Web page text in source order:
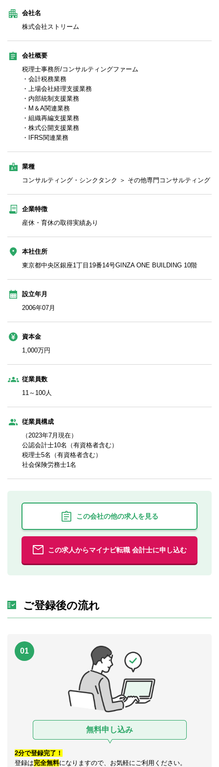
会社名
株式会社ストリーム
会社概要
税理士事務所/コンサルティングファーム
・会計税務業務
・上場会社経理支援業務
・内部統制支援業務
・M＆A関連業務
・組織再編支援業務
・株式公開支援業務
・IFRS関連業務
業種
コンサルティング・シンクタンク ＞ その他専門コンサルティング
企業特徴
産休・育休の取得実績あり
本社住所
東京都中央区銀座1丁目19番14号GINZA ONE BUILDING 10階
設立年月
2006年07月
資本金
1,000万円
従業員数
11～100人
従業員構成
（2023年7月現在）
公認会計士10名（有資格者含む）
税理士5名（有資格者含む）
社会保険労務士1名
この会社の他の求人を見る
この求人からマイナビ転職 会計士に申し込む
ご登録後の流れ
01
無料申し込み
2分で登録完了！
登録は完全無料になりますので、お気軽にご利用ください。